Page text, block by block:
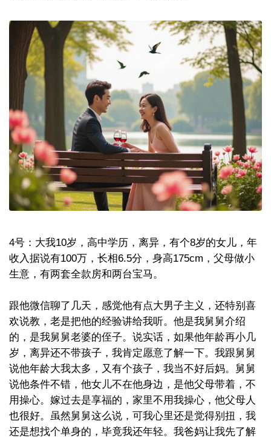
4号：大我10岁，高中学历，离异，有个8岁的女儿，年
收入据说有100万，长相6.5分，身高175cm，父母做小
生意，有两套全款房和两台宝马。
跟他微信聊了几天，感觉他有点大男子主义，还特别喜
欢说教，老是把他的经验讲给我听。他是我舅舅介绍
的，是我舅舅老婆的侄子。说实话，如果他年龄再小几
岁，离异还不带孩子，我肯定愿意了解一下。我跟舅舅
说他年龄大我太多，又有个孩子，我当不好后妈。舅舅
说他条件不错，他女儿不在他身边，是他父母带着，不
用操心。嫁过去是享福的，家里不用我操心，他父母人
也很好。虽然舅舅这么说，可我心里还是觉得别扭，我
还是想找个单身的，毕竟我还年轻。我爸妈让我先了解